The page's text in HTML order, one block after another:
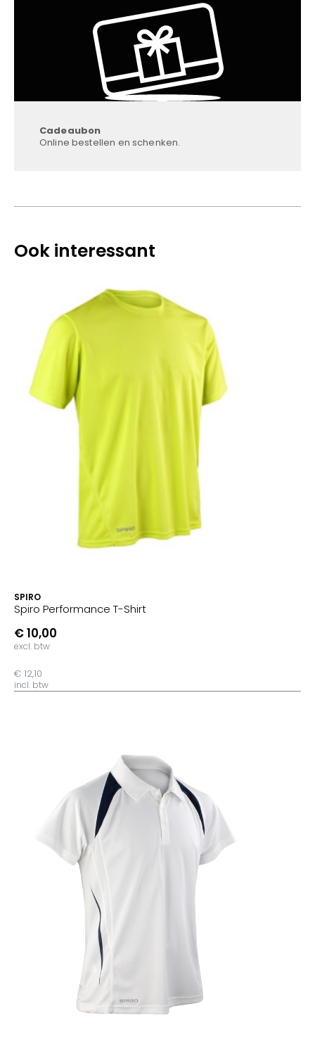
Cadeaubon
Online bestellen en schenken.
Ook interessant
SPIRO
Spiro Performance T-Shirt
€ 10,00
excl. btw
€ 12,10
incl. btw